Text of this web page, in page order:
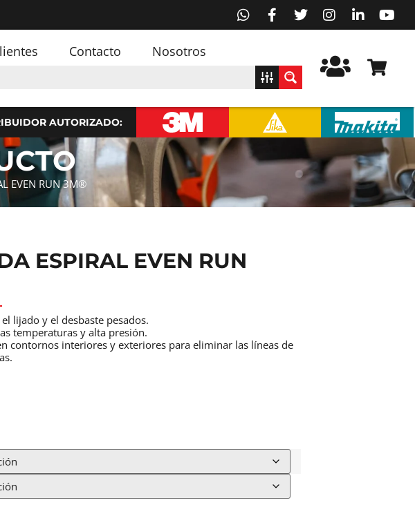
Contacto Nosotros
AUTORIZADO:
EVEN RUN 3M®
ESPIRAL EVEN RUN
lijado y el desbaste pesados.
temperaturas y alta presión.
contornos interiores y exteriores para eliminar las líneas de